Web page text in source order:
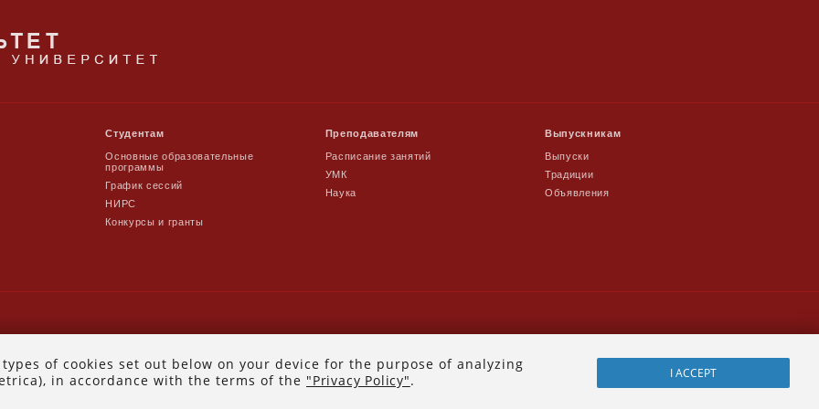
Студентам
Основные образовательные
программы
График сессий
НИРС
Конкурсы и гранты
Преподавателям
Расписание занятий
УМК
Наука
Выпускникам
Выпуски
Традиции
Объявления
of cookies set out below on your device for the purpose of analyzing
in accordance with the terms of the "Privacy Policy". I ACCEPT